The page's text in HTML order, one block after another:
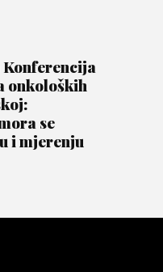
onkoloških
se
i mjerenju